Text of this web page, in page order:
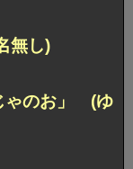
無し)
ゃのお」 (ゆ